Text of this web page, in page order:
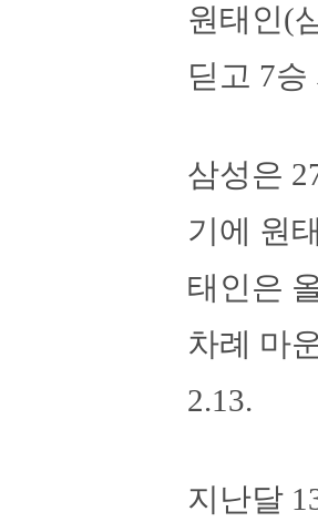
원태인(
딛고 7
삼성은
기에 원
태인은
차례 마
2.13.
지난달